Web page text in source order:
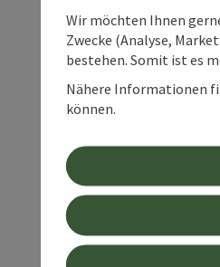
Wir möchten Ihnen
Zwecke (Analyse,
bestehen. Somit ist es
Nähere Informationen
können.